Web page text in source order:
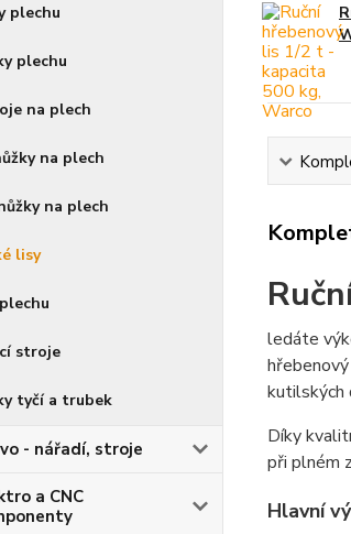
plechu
plechu
na plech
na plech
na plech
lisy
stroje
tyčí a trubek
- nářadí, stroje
a CNC
ledáte
kutilských
Díky
při plném
Hlavní